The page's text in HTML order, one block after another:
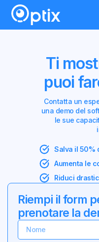
Ti
puoi
Contatta un
una demo del
le sue
Salva il 50%
Aumenta le
Riduci
Riempi il form
prenotare la